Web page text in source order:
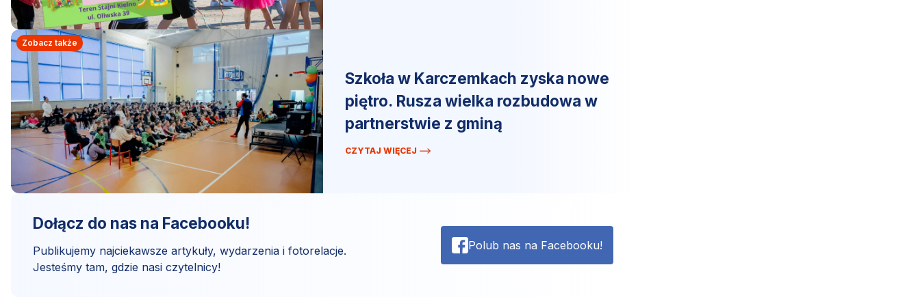
Zobacz także
Szkoła w Karczemkach zyska nowe
piętro. Rusza wielka rozbudowa w
partnerstwie z gminą
CZYTAJ WIĘCEJ
Dołącz do nas na Facebooku!
Publikujemy najciekawsze artykuły, wydarzenia i fotorelacje.
Jesteśmy tam, gdzie nasi czytelnicy!
Polub nas na Facebooku!